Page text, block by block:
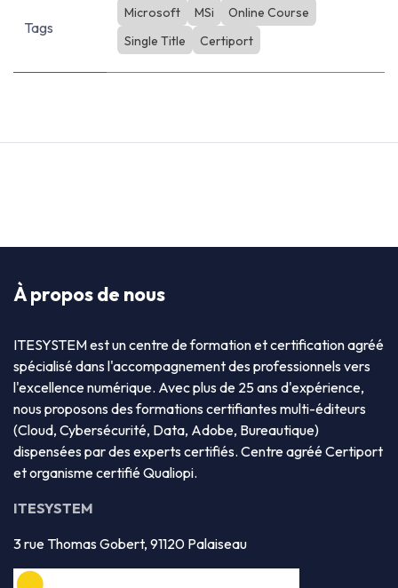
Tags
Microsoft MSi
Online Course
Single Title
Certiport
À propos de nous
ITESYSTEM est un centre de formation et certification agréé
spécialisé dans l'accompagnement des professionnels vers
l'excellence numérique. Avec plus de 25 ans d'expérience,
nous proposons des formations certifiantes multi-éditeurs
(Cloud, Cybersécurité, Data, Adobe, Bureautique)
dispensées par des experts certifiés. Centre agréé Certiport
et organisme certifié Qualiopi.
ITESYSTEM
3 rue Thomas Gobert, 91120 Palaiseau